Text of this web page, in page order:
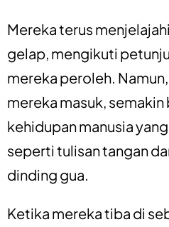
Mereka terus
gelap, mengikuti
mereka peroleh.
mereka masuk,
kehidupan manusia
seperti tulisan tangan
dinding gua.
Ketika mereka tiba di